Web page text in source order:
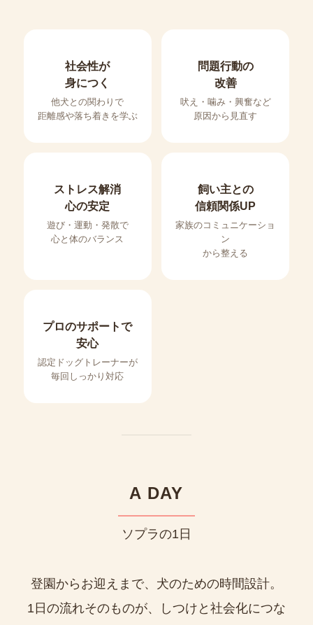
社会性が
身につく
他犬との関わりで
距離感や落ち着きを学ぶ
問題行動の
改善
吠え・噛み・興奮など
原因から見直す
ストレス解消
心の安定
遊び・運動・発散で
心と体のバランス
飼い主との
信頼関係UP
家族のコミュニケーショ
ン
から整える
プロのサポートで
安心
認定ドッグトレーナーが
毎回しっかり対応
A DAY
ソプラの1日
登園からお迎えまで、犬のための時間設計。
1日の流れそのものが、しつけと社会化につな